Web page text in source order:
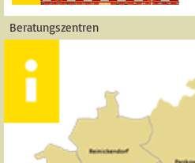
Beratungszentren